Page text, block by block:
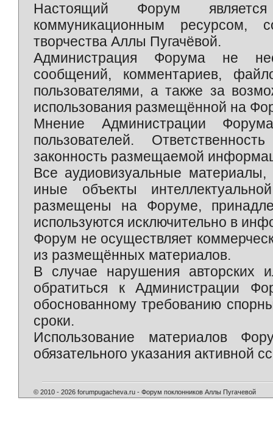
Настоящий Форум является
коммуникационным ресурсом,
творчества Аллы Пугачёвой.
Администрация Форума не
сообщений, комментариев,
пользователями, а также за
использования размещённой на
Мнение Администрации
пользователей.
законность размещаемой
Все аудиовизуальные
иные объекты
размещены на Форуме,
используются исключительно в
Форум не осуществляет
из размещённых материалов.
В случае нарушения авторских
обратиться к Администрации
обоснованному требованию
сроки.
Использование материалов
обязательного указания активной
© 2010 - 2026 forumpugacheva.ru - Форум поклонников Аллы Пугачевой